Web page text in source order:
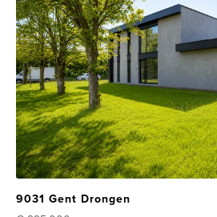
9031 Gent Drongen